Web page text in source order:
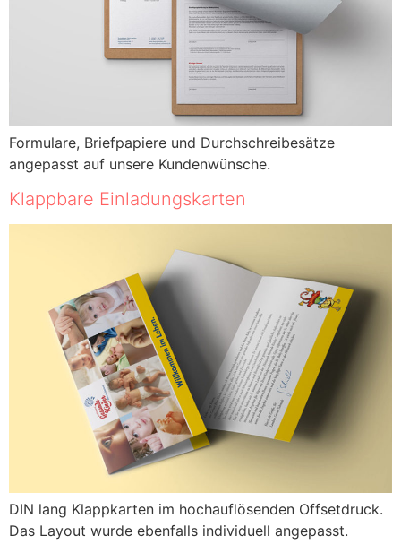
Formulare, Briefpapiere und Durchschreibesätze
angepasst auf unsere Kundenwünsche.
Klappbare Einladungskarten
DIN lang Klappkarten im hochauflösenden Offsetdruck.
Das Layout wurde ebenfalls individuell angepasst.